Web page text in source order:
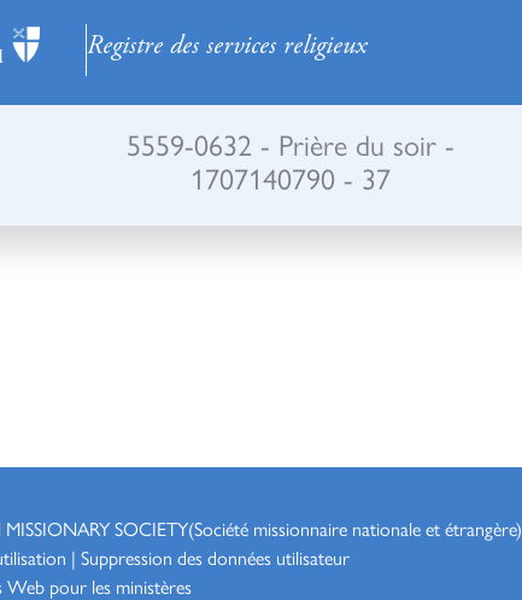
Registre des services religieux
5559-0632 - Prière du soir -
1707140790 - 37
SOCIETY(Société missionnaire nationale et étrangère)
| Suppression des données utilisateur
Web pour les ministères